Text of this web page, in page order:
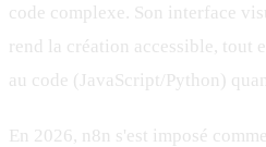
code complexe. Son interface
rend la création accessible, tout
au code (JavaScript/Python)
En 2026, n8n s'est imposé